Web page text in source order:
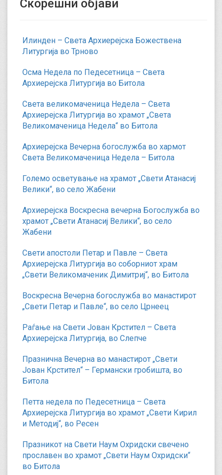
Скорешни објави
Илинден – Света Архиерејска Божествена
Литургија во Трново
Осма Недела по Педесетница – Света
Архиерејска Литургија во Битола
Света великомаченица Недела – Света
Архиерејска Литургија во храмот „Света
Великомаченица Недела“ во Битола
Архиерејска Вечерна богослужба во хармот
Света Великомаченица Недела – Битола
Големо осветување на храмот „Свети Атанасиј
Велики“, во село Жабени
Архиерејска Воскресна вечерна Богослужба во
храмот „Свети Атанасиј Велики“, во село
Жабени
Свети апостоли Петар и Павле – Света
Архиерејска Литургија во соборниот храм
„Свети Великомаченик Димитриј“, во Битола
Воскресна Вечерна богослужба во манастирот
„Свети Петар и Павле“, во село Црнеец
Раѓање на Свети Јован Крстител – Света
Архиерејска Литургија, во Слепче
Празнична Вечерна во манастирот „Свети
Јован Крстител“ – Германски гробишта, во
Битола
Петта недела по Педесетница – Света
Архиерејска Литургија во храмот „Свети Кирил
и Методиј“, во Ресен
Празникот на Свети Наум Охридски свечено
прославен во храмот „Свети Наум Охридски“
во Битола